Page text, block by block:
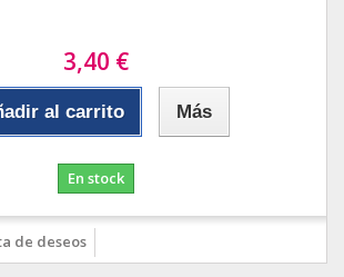
3,40 €
al carrito Más
En stock
de deseos